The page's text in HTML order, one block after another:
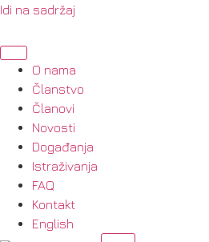
Idi na sadržaj
O nama
Članstvo
Članovi
Novosti
Događanja
Istraživanja
FAQ
Kontakt
English